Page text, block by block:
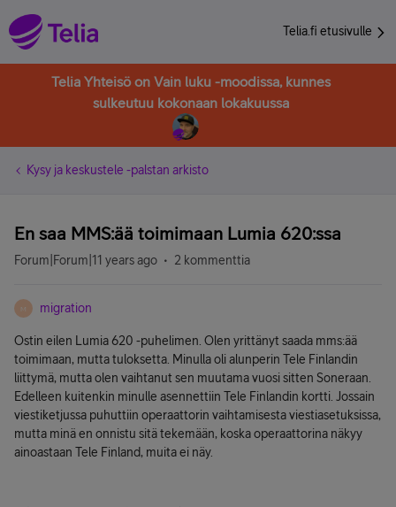
Telia.fi etusivulle
Telia Yhteisö on Vain luku -moodissa, kunnes
sulkeutuu kokonaan lokakuussa
Kysy ja keskustele -palstan arkisto
En saa MMS:ää toimimaan Lumia 620:ssa
Forum|Forum|11 years ago 2 kommenttia
M migration
Ostin eilen Lumia 620 -puhelimen. Olen yrittänyt saada mms:ää
toimimaan, mutta tuloksetta. Minulla oli alunperin Tele Finlandin
liittymä, mutta olen vaihtanut sen muutama vuosi sitten Soneraan.
Edelleen kuitenkin minulle asennettiin Tele Finlandin kortti. Jossain
viestiketjussa puhuttiin operaattorin vaihtamisesta viestiasetuksissa,
mutta minä en onnistu sitä tekemään, koska operaattorina näkyy
ainoastaan Tele Finland, muita ei näy.